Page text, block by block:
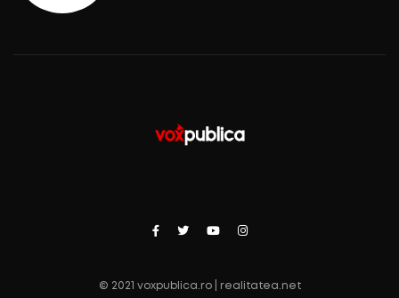
© 2021 voxpublica.ro | realitatea.net